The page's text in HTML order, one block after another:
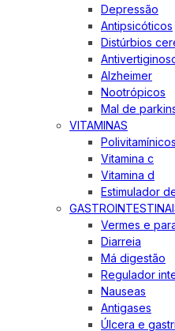
Depressão
Antipsicóticos
Distúrbios
Alzheimer
Nootrópicos
Mal de
VITAMINAS
Polivitamínicos
Vitamina c
Vitamina d
Estimulador
Vermes e
Diarreia
Má digestão
Regulador
Nauseas
Antigases
Úlcera e